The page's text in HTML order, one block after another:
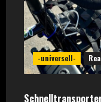
-universell-